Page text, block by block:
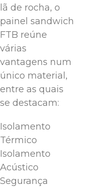
lã de rocha, o
painel sandwich
FTB reúne
várias
vantagens num
único material,
entre as quais
se destacam:
Isolamento
Térmico
Isolamento
Acústico
Segurança